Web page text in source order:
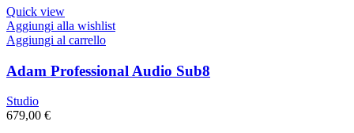
Quick view
Aggiungi alla wishlist
Aggiungi al carrello
Adam Professional Audio Sub8
Studio
679,00 €